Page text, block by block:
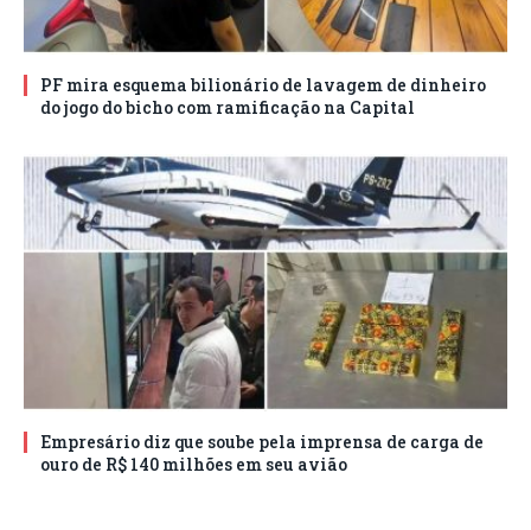
PF mira esquema bilionário de lavagem de dinheiro
do jogo do bicho com ramificação na Capital
Empresário diz que soube pela imprensa de carga de
ouro de R$ 140 milhões em seu avião